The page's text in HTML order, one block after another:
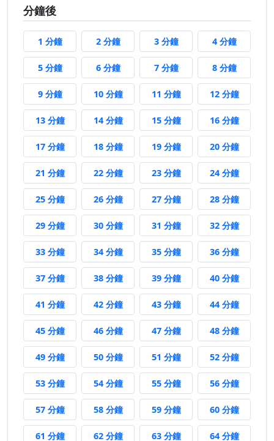
分鐘後
1 分鐘1 分鐘後 2 分鐘2 分鐘後 3 分鐘3 分鐘後 4 分鐘4 分鐘後
5 分鐘5 分鐘後 6 分鐘6 分鐘後 7 分鐘7 分鐘後 8 分鐘8 分鐘後
9 分鐘9 分鐘後10 分鐘10 分鐘後11 分鐘11 分鐘後12 分鐘12 分鐘
13 分鐘13 分鐘後14 分鐘14 分鐘後15 分鐘15 分鐘後16 分鐘16 分鐘
17 分鐘17 分鐘後18 分鐘18 分鐘後19 分鐘19 分鐘後20 分鐘20 分鐘
21 分鐘21 分鐘後22 分鐘22 分鐘後23 分鐘23 分鐘後24 分鐘24 分鐘
25 分鐘25 分鐘後26 分鐘26 分鐘後27 分鐘27 分鐘後28 分鐘28 分鐘
29 分鐘29 分鐘後30 分鐘30 分鐘後31 分鐘31 分鐘後32 分鐘32 分鐘
33 分鐘33 分鐘後34 分鐘34 分鐘後35 分鐘35 分鐘後36 分鐘36 分鐘
37 分鐘37 分鐘後38 分鐘38 分鐘後39 分鐘39 分鐘後40 分鐘40 分鐘
41 分鐘41 分鐘後42 分鐘42 分鐘後43 分鐘43 分鐘後44 分鐘44 分鐘
45 分鐘45 分鐘後46 分鐘46 分鐘後47 分鐘47 分鐘後48 分鐘48 分鐘
49 分鐘49 分鐘後50 分鐘50 分鐘後51 分鐘51 分鐘後52 分鐘52 分鐘
53 分鐘53 分鐘後54 分鐘54 分鐘後55 分鐘55 分鐘後56 分鐘56 分鐘
57 分鐘57 分鐘後58 分鐘58 分鐘後59 分鐘59 分鐘後60 分鐘60 分鐘
61 分鐘61 分鐘後62 分鐘62 分鐘後63 分鐘63 分鐘後64 分鐘64 分鐘